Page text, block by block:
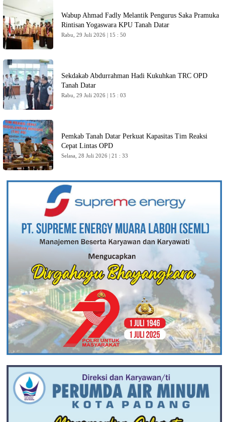
Wabup Ahmad Fadly Melantik Pengurus Saka Pramuka
Rintisan Yogaswara KPU Tanah Datar
Rabu, 29 Juli 2026 | 15 : 50
Sekdakab Abdurrahman Hadi Kukuhkan TRC OPD
Tanah Datar
Rabu, 29 Juli 2026 | 15 : 03
Pemkab Tanah Datar Perkuat Kapasitas Tim Reaksi
Cepat Lintas OPD
Selasa, 28 Juli 2026 | 21 : 33